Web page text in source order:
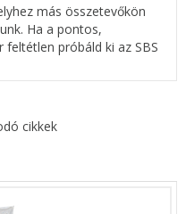
más összetevőkön
Ha a pontos,
próbáld ki az SBS
cikkek